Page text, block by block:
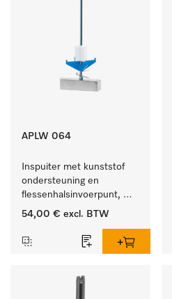
APLW 064
Inspuiter met kunststof
ondersteuning en
flessenhalsinvoerpunt,
ster, Ø 6, lengte 225 mm.
54,00 € excl. BTW